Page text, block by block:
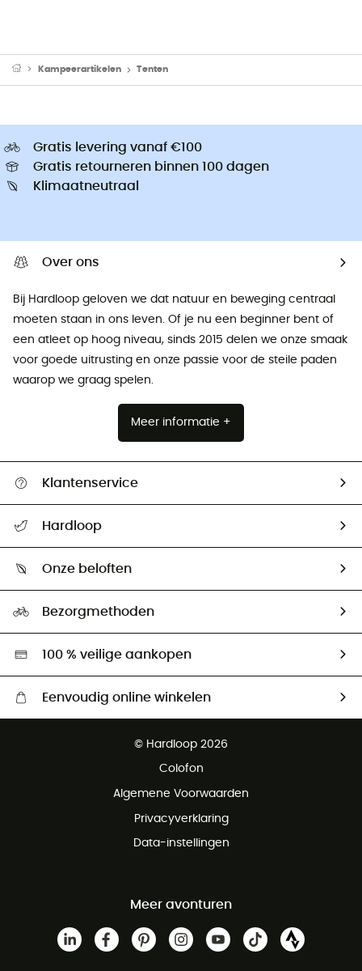
Kampeerartikelen Tenten
Gratis levering vanaf €100
Gratis retourneren binnen 100 dagen
Klimaatneutraal
Over ons
Bij Hardloop geloven we dat natuur en beweging centraal
moeten staan ​​in ons leven. Of je nu een beginner bent of
een atleet op hoog niveau, sinds 2015 delen we onze smaak
voor goede uitrusting en onze passie voor de steile paden
waarop we graag spelen.
Meer informatie +
Klantenservice
Mijn zending volgen
Retourzendingen & Terugbetalingen
Hardloop
Ambassadeurs
Onze beloften
Hardgreen
Bezorgmethoden
100 % veilige aankopen
Eenvoudig online winkelen
Gratis retourneren binnen 100 dagen
© Hardloop 2026
Colofon
Algemene Voorwaarden
Privacyverklaring
Data-instellingen
Meer avonturen